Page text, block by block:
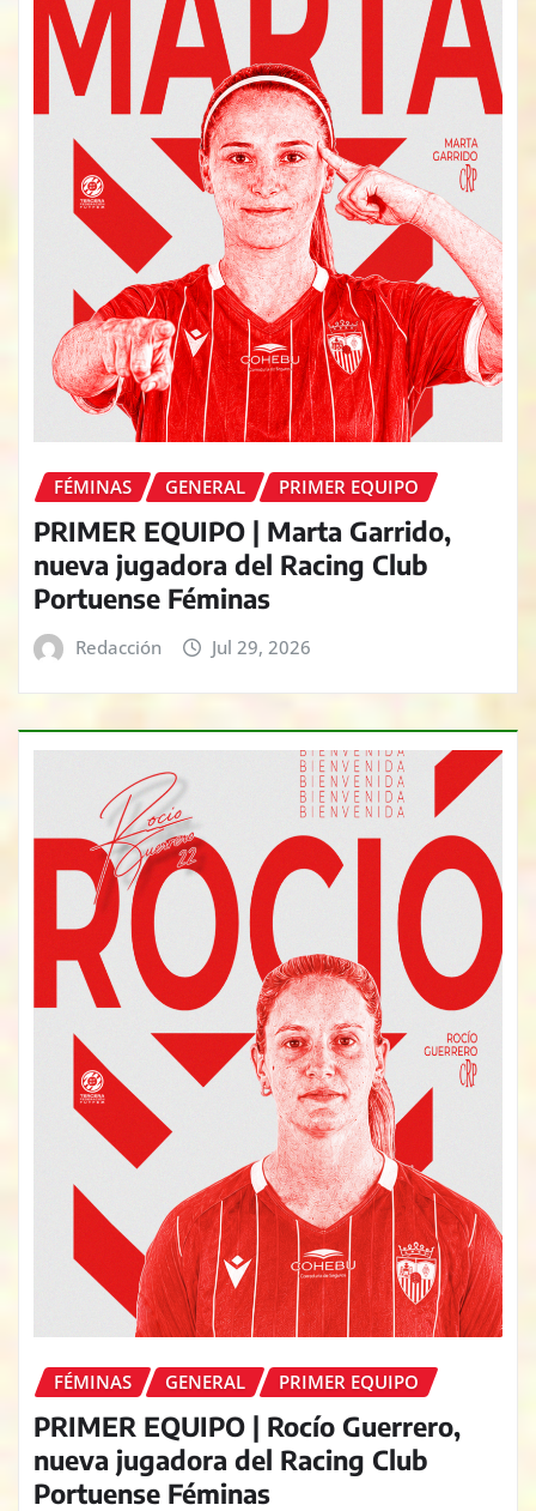
FÉMINAS GENERAL PRIMER EQUIPO
PRIMER EQUIPO | Marta Garrido,
nueva jugadora del Racing Club
Portuense Féminas
Redacción Jul 29, 2026
FÉMINAS GENERAL PRIMER EQUIPO
PRIMER EQUIPO | Rocío Guerrero,
nueva jugadora del Racing Club
Portuense Féminas